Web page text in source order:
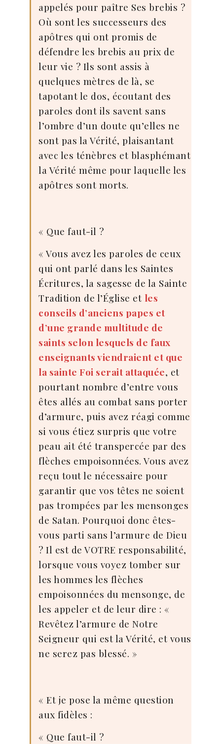
appelés pour paître Ses brebis ?
Où sont les successeurs des
apôtres qui ont promis de
défendre les brebis au prix de
leur vie ? Ils sont assis à
quelques mètres de là, se
tapotant le dos, écoutant des
paroles dont ils savent sans
l’ombre d’un doute qu’elles ne
sont pas la Vérité, plaisantant
avec les ténèbres et blasphémant
la Vérité même pour laquelle les
apôtres sont morts.
« Que faut-il ?
« Vous avez les paroles de ceux
qui ont parlé dans les Saintes
Écritures, la sagesse de la Sainte
Tradition de l’Église et les
conseils d’anciens papes et
d’une grande multitude de
saints selon lesquels de faux
enseignants viendraient et que
la sainte Foi serait attaquée, et
pourtant nombre d’entre vous
êtes allés au combat sans porter
d’armure, puis avez réagi comme
si vous étiez surpris que votre
peau ait été transpercée par des
flèches empoisonnées. Vous avez
reçu tout le nécessaire pour
garantir que vos têtes ne soient
pas trompées par les mensonges
de Satan. Pourquoi donc êtes-
vous parti sans l’armure de Dieu
? Il est de VOTRE responsabilité,
lorsque vous voyez tomber sur
les hommes les flèches
empoisonnées du mensonge, de
les appeler et de leur dire : «
Revêtez l’armure de Notre
Seigneur qui est la Vérité, et vous
ne serez pas blessé. »
« Et je pose la même question
aux fidèles :
« Que faut-il ?